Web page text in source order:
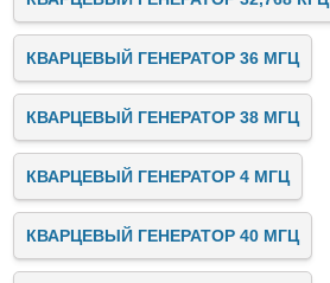
КВАРЦЕВЫЙ ГЕНЕРАТОР 36 МГЦ
КВАРЦЕВЫЙ ГЕНЕРАТОР 38 МГЦ
КВАРЦЕВЫЙ ГЕНЕРАТОР 4 МГЦ
КВАРЦЕВЫЙ ГЕНЕРАТОР 40 МГЦ